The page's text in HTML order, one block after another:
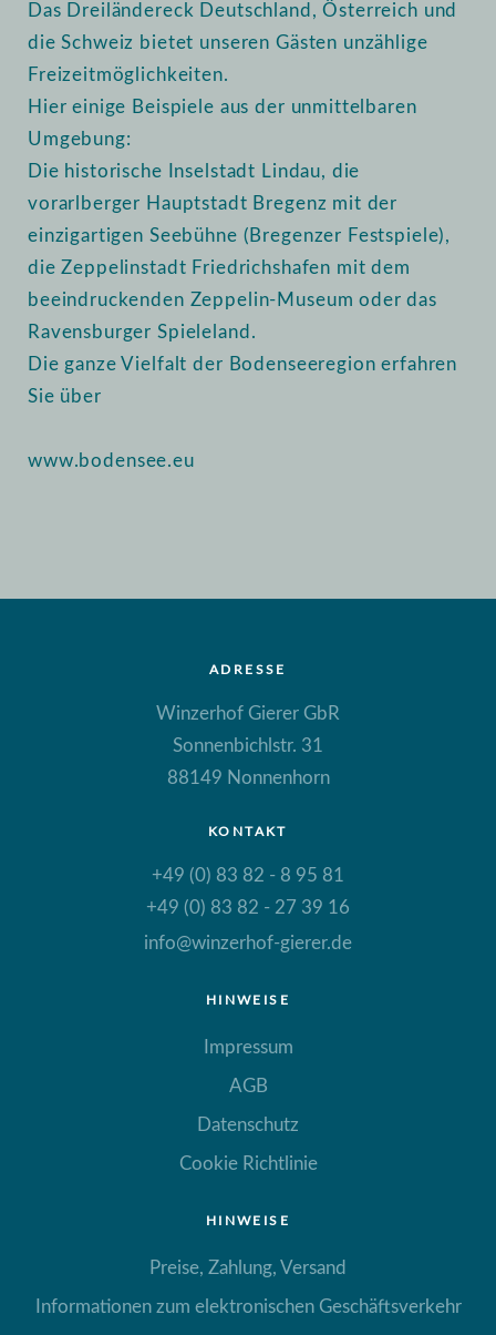
Das Dreiländereck Deutschland, Österreich und
die Schweiz bietet unseren Gästen unzählige
Freizeitmöglichkeiten.
Hier einige Beispiele aus der unmittelbaren
Umgebung:
Die historische Inselstadt Lindau, die
vorarlberger Hauptstadt Bregenz mit der
einzigartigen Seebühne (Bregenzer Festspiele),
die Zeppelinstadt Friedrichshafen mit dem
beeindruckenden Zeppelin-Museum oder das
Ravensburger Spieleland.
Die ganze Vielfalt der Bodenseeregion erfahren
Sie über
www.bodensee.eu
ADRESSE
Winzerhof Gierer GbR
Sonnenbichlstr. 31
88149 Nonnenhorn
KONTAKT
+49 (0) 83 82 - 8 95 81
+49 (0) 83 82 - 27 39 16
info@winzerhof-gierer.de
HINWEISE
Impressum
AGB
Datenschutz
Cookie Richtlinie
HINWEISE
Preise, Zahlung, Versand
Informationen zum elektronischen Geschäftsverkehr